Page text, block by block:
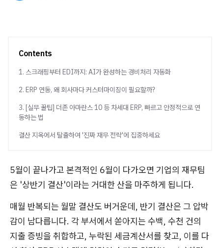
Contents
1. 스크래핑부터 EDI까지: AI가 완성하는 경비처리 자동화
2. ERP 연동, 왜 회사마다 커스터마이징이 필요할까?
3. [실무 꿀팁] 더존 아마란스 10 등 차세대 ERP, 빠르고 안정적으로 연
동하는 법
결산 지옥에서 탈출하여 '진짜 재무 전략'에 집중하세요
5월이 끝나가고 본격적인 6월이 다가오면 기업의 재무팀
은 '상반기 결산'이라는 거대한 산을 마주하게 됩니다.
매월 반복되는 월말 결산도 버거운데, 반기 결산은 그 압박
감이 남다릅니다. 각 부서에서 쏟아지는 수백, 수천 건의
지출 증빙을 취합하고, 누락된 세금계산서를 찾고, 이를 다